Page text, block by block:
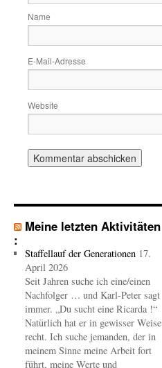
Name
E-Mail-Adresse
Website
Meine letzten Aktivitäten
:
Staffellauf der Generationen 17.
April 2026
Seit Jahren suche ich eine/einen
Nachfolger … und Karl-Peter sagt
immer. „Du sucht eine Ricarda !“
Natürlich hat er in gewisser Weise
recht. Ich suche jemanden, der in
meinem Sinne meine Arbeit fort
führt, meine Werte und